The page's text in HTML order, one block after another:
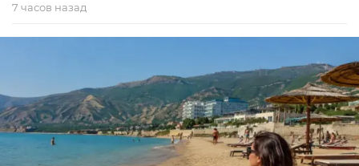
7 часов назад